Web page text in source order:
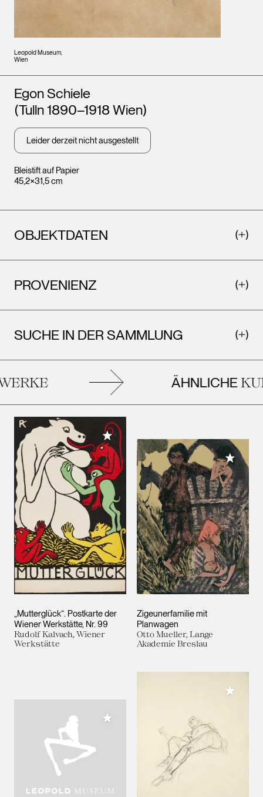
Leopold Museum,
Wien
Bleistift auf Papier
45,2×31,5 cm
Künstler*innen
Egon Schiele
(Tulln 1890–1918 Wien)
Leider derzeit nicht ausgestellt
OBJEKTDATEN
PROVENIENZ
SUCHE IN DER SAMMLUNG
ÄHNLICHE
„Mutterglück“. Postkarte der
Wiener Werkstätte, Nr. 99
Rudolf Kalvach, Wiener
Werkstätte
Meiner Sammlung hinzufügen
Zigeunerfamilie mit
Planwagen
Otto Mueller, Lange
Akademie Breslau
Meiner
Meiner Sammlung hinzufügen
Meiner